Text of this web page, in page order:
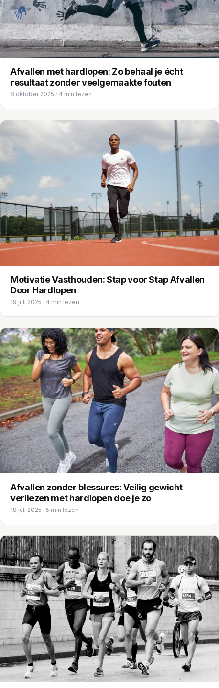
Afvallen met hardlopen: Zo behaal je écht
resultaat zonder veelgemaakte fouten
8 oktober 2025 · 4 min lezen
Motivatie Vasthouden: Stap voor Stap Afvallen
Door Hardlopen
19 juli 2025 · 4 min lezen
Afvallen zonder blessures: Veilig gewicht
verliezen met hardlopen doe je zo
18 juli 2025 · 5 min lezen